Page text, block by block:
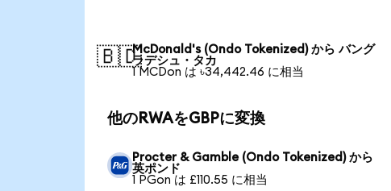
🇧🇩McDonald's (Ondo Tokenized) から バング
ラデシュ・タカ
1 MCDon は ৳34,442.46 に相当
他のRWAをGBPに変換
Procter & Gamble (Ondo Tokenized) から
英ポンド
1 PGon は £110.55 に相当